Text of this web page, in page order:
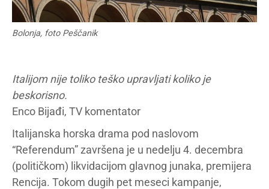
Bolonja, foto Peščanik
Italijom nije toliko teško upravljati koliko je
beskorisno.
Enco Bijađi, TV komentator
Italijanska horska drama pod naslovom
“Referendum” završena je u nedelju 4. decembra
(političkom) likvidacijom glavnog junaka, premijera
Rencija. Tokom dugih pet meseci kampanje,